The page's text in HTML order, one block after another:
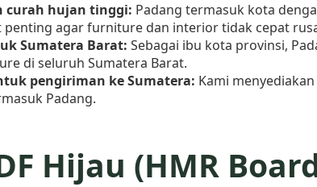
curah hujan tinggi: Padang termasuk kota
penting agar furniture dan interior tidak cepat
Sumatera Barat: Sebagai ibu kota provinsi,
di seluruh Sumatera Barat.
pengiriman ke Sumatera: Kami
Padang.
Hijau (HMR